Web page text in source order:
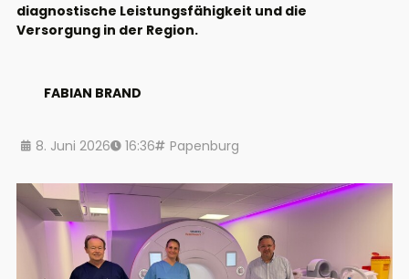
diagnostische Leistungsfähigkeit und die
Versorgung in der Region.
FABIAN BRAND
8. Juni 2026 16:36 Papenburg